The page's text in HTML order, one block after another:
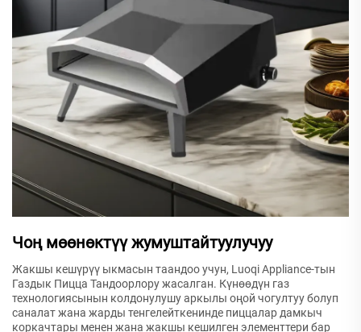
Чоң мөөнөктүү жумуштайтуулучуу
Жакшы кешүрүү ыкмасын таандоо учун, Luoqi Appliance-тын
Газдык Пицца Тандоорлору жасалган. Күнөөдүн газ
технологиясынын колдонулушу аркылы оңой чогултуу болуп
саналат жана жарды тенгелейткенинде пиццалар дамкыч
коркачтары менен жана жакшы кешилген элементтери бар